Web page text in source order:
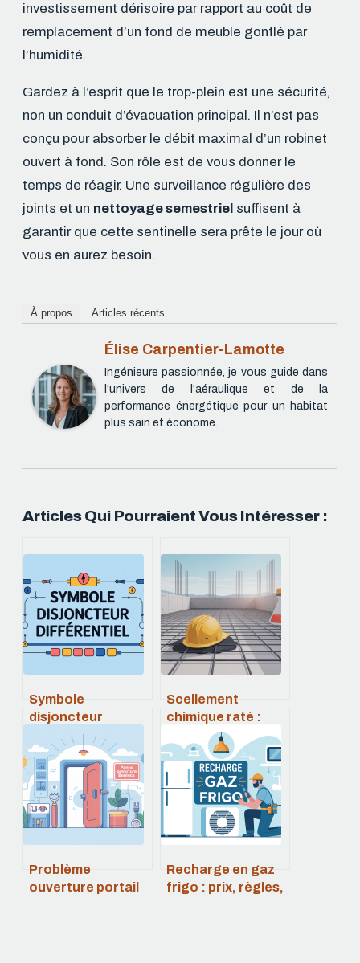
investissement dérisoire par rapport au coût de
remplacement d’un fond de meuble gonflé par
l’humidité.
Gardez à l’esprit que le trop-plein est une sécurité,
non un conduit d’évacuation principal. Il n’est pas
conçu pour absorber le débit maximal d’un robinet
ouvert à fond. Son rôle est de vous donner le
temps de réagir. Une surveillance régulière des
joints et un nettoyage semestriel suffisent à
garantir que cette sentinelle sera prête le jour où
vous en aurez besoin.
À propos Articles récents
Élise Carpentier-Lamotte
Ingénieure passionnée, je vous guide dans
l'univers de l'aéraulique et de la
performance énergétique pour un habitat
plus sain et économe.
Articles Qui Pourraient Vous Intéresser :
Symbole
disjoncteur
différentiel : le
guide clair pour s’y
retrouver sur un
schéma électrique
Scellement
chimique raté :
causes, solutions
et erreurs à éviter
Problème
ouverture portail
Recharge en gaz
frigo : prix, règles,